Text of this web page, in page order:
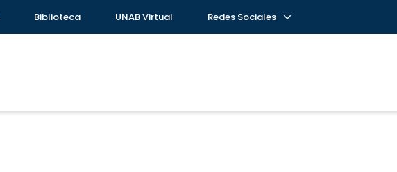
Biblioteca UNAB Virtual Redes Sociales